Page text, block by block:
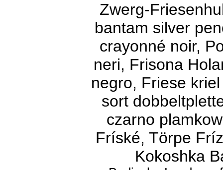
Zwerg-
bantam silver
crayonné noir,
neri, Frisona
negro, Friese
sort
czarno
Fríské, Törpe
Kokoshka